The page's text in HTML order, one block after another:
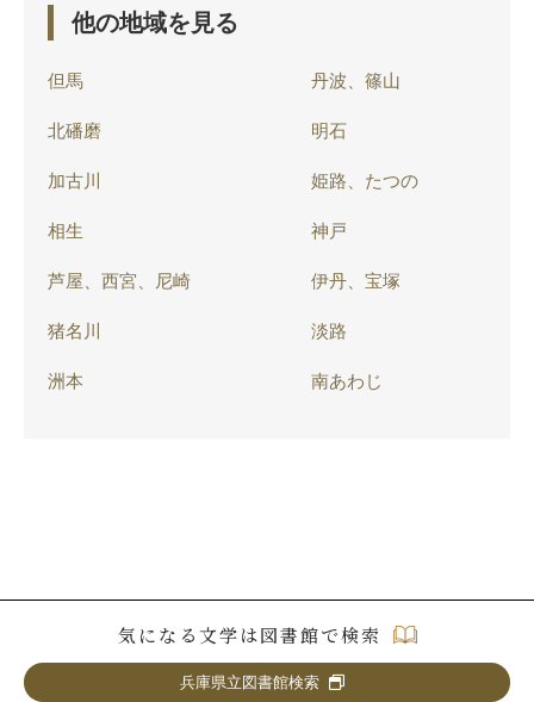
他の地域を見る
但馬 丹波、篠山
北磻磨 明石
加古川 姫路、たつの
相生 神戸
芦屋、西宮、尼崎 伊丹、宝塚
猪名川 淡路
洲本 南あわじ
気になる文学は図書館で検索
兵庫県立図書館検索